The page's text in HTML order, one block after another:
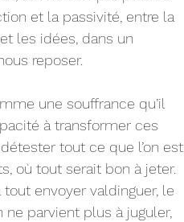
et la passivité, entre la
les idées, dans un
reposer.
une souffrance qu’il
à transformer ces
tout ce que l’on est,
où tout serait bon à jeter.
envoyer valdinguer, le
parvient plus à juguler,